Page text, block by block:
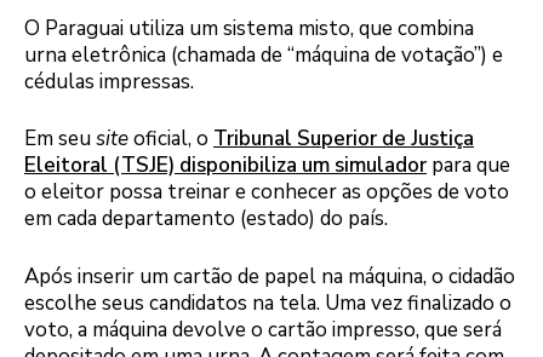
O Paraguai utiliza um sistema misto, que combina
urna eletrônica (chamada de “máquina de votação”) e
cédulas impressas.
Em seusiteoficial, o Tribunal Superior de Justiça
Eleitoral (TSJE) disponibiliza um simulador para que
o eleitor possa treinar e conhecer as opções de voto
em cada departamento (estado) do país.
Após inserir um cartão de papel na máquina, o cidadão
escolhe seus candidatos na tela. Uma vez finalizado o
voto, a máquina devolve o cartão impresso, que será